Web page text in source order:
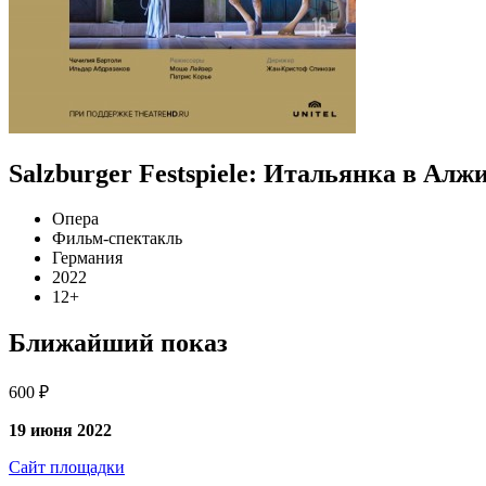
Salzburger Festspiele: Итальянка в
Опера
Фильм-спектакль
Германия
2022
12+
Ближайший показ
600 ₽
19 июня 2022
Сайт площадки